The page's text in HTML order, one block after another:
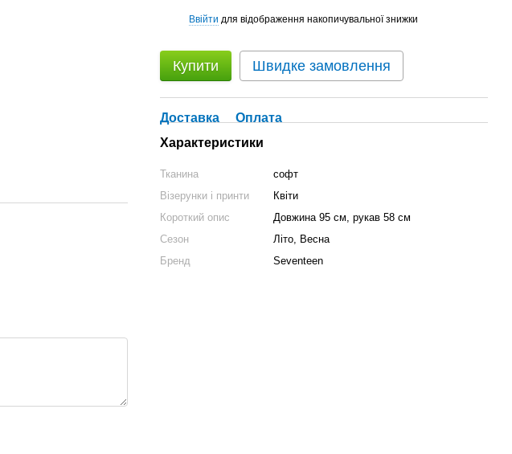
Ввійти для відображення накопичувальної знижки
Купити Швидке замовлення
Доставка
Оплата
Характеристики
Тканина
софт
Візерунки і принти
Квіти
Короткий опис
Довжина 95 см, рукав 58 см
Сезон
Літо, Весна
Бренд
Seventeen